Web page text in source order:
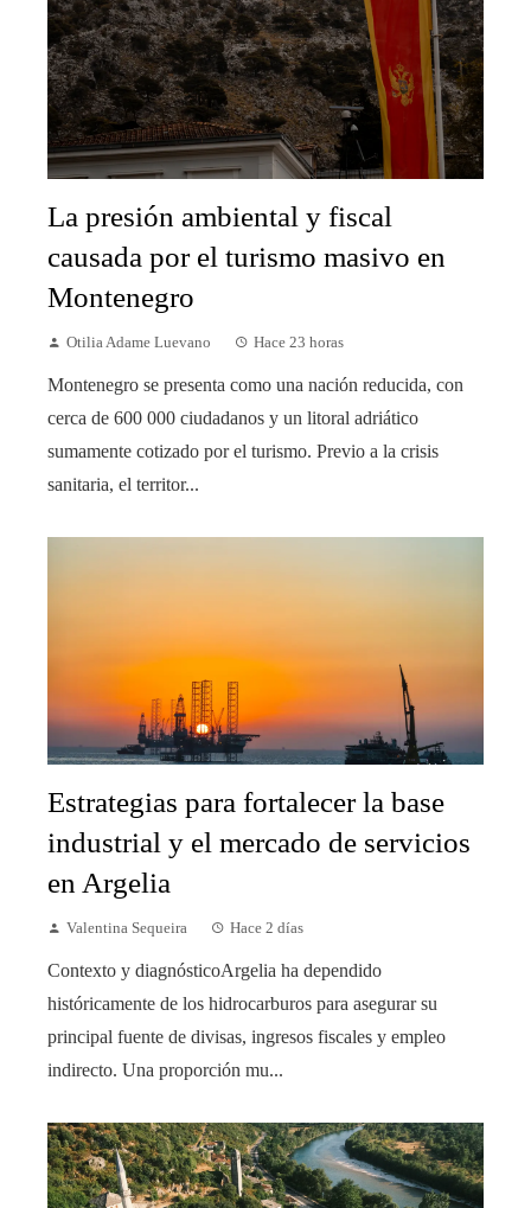
La presión ambiental y fiscal
causada por el turismo masivo en
Montenegro
Otilia Adame Luevano Hace 23 horas
Montenegro se presenta como una nación reducida, con
cerca de 600 000 ciudadanos y un litoral adriático
sumamente cotizado por el turismo. Previo a la crisis
sanitaria, el territor...
Estrategias para fortalecer la base
industrial y el mercado de servicios
en Argelia
Valentina Sequeira Hace 2 días
Contexto y diagnósticoArgelia ha dependido
históricamente de los hidrocarburos para asegurar su
principal fuente de divisas, ingresos fiscales y empleo
indirecto. Una proporción mu...